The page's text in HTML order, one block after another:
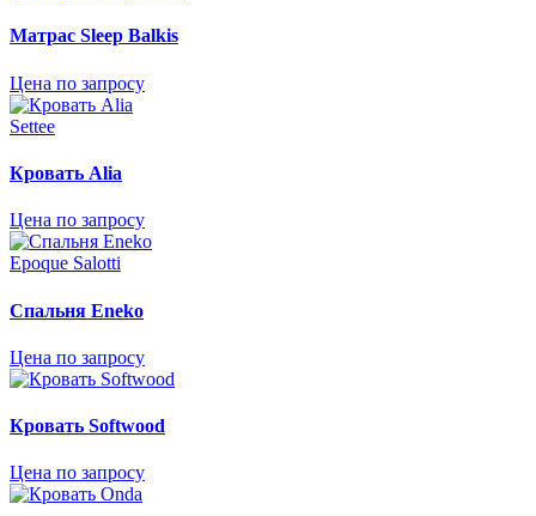
Матрас Sleep Balkis
Цена по запросу
Settee
Кровать Аlia
Цена по запросу
Epoque Salotti
Спальня Eneko
Цена по запросу
Кровать Softwood
Цена по запросу